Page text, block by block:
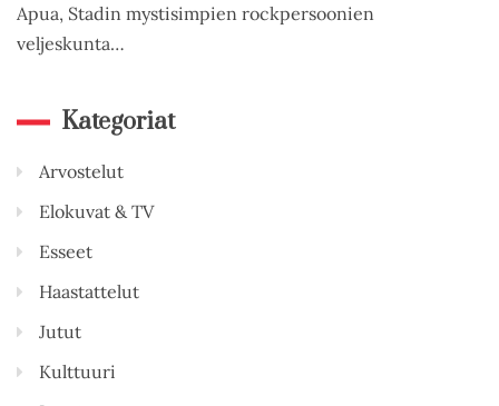
Apua, Stadin mystisimpien rockpersoonien
veljeskunta…
Kategoriat
Arvostelut
Elokuvat & TV
Esseet
Haastattelut
Jutut
Kulttuuri